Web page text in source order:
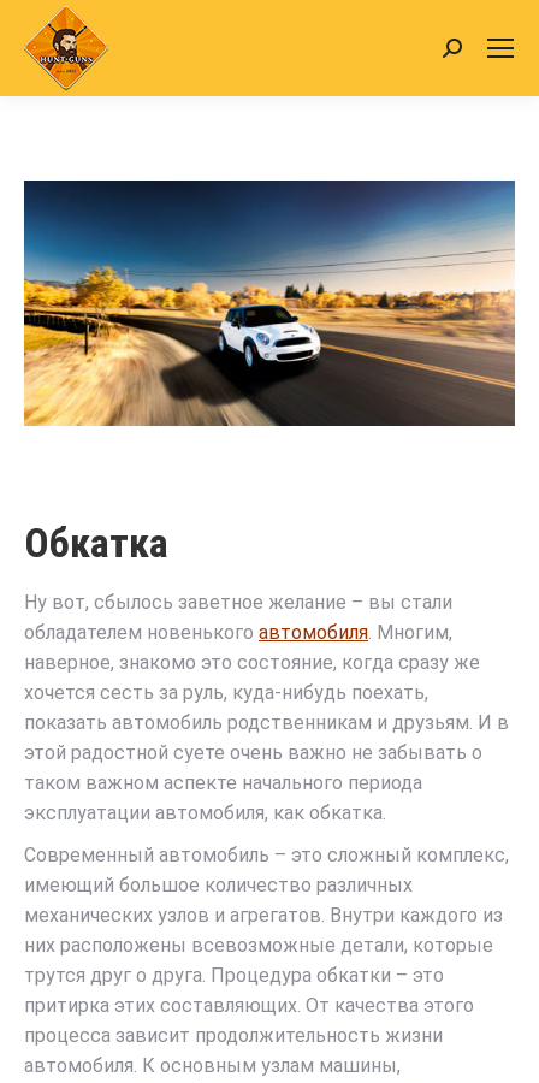
Search:
Обкатка
Ну вот, сбылось заветное желание – вы стали
обладателем новенького автомобиля. Многим,
наверное, знакомо это состояние, когда сразу же
хочется сесть за руль, куда-нибудь поехать,
показать автомобиль родственникам и друзьям. И в
этой радостной суете очень важно не забывать о
таком важном аспекте начального периода
эксплуатации автомобиля, как обкатка.
Современный автомобиль – это сложный комплекс,
имеющий большое количество различных
механических узлов и агрегатов. Внутри каждого из
них расположены всевозможные детали, которые
трутся друг о друга. Процедура обкатки – это
притирка этих составляющих. От качества этого
процесса зависит продолжительность жизни
автомобиля. К основным узлам машины,